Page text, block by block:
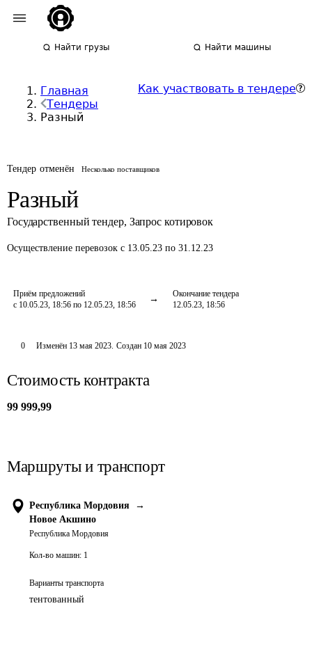
Найти грузы Найти машины
Главная
Тендеры
Разный
Как участвовать в тендере
Тендер отменён Несколько поставщиков
Разный
Государственный тендер, Запрос котировок
Осуществление перевозок с 13.05.23 по 31.12.23
Приём предложений
с 10.05.23, 18:56 по 12.05.23, 18:56
Окончание тендера
12.05.23, 18:56
0 Изменён 13 мая 2023. Создан 10 мая 2023
Стоимость контракта
99 999,99
Маршруты и транспорт
Республика Мордовия
→
Новое Акшино
Республика Мордовия
Кол-во машин: 1
Варианты транспорта
тентованный